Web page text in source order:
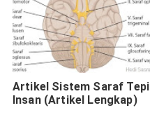
Artikel Sistem Saraf Tepi
Insan (Artikel Lengkap)